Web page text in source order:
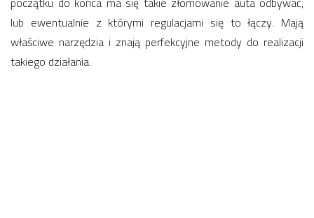
lub ewentualnie z którymi regulacjami się to łączy. Mają
właściwe narzędzia i znają perfekcyjne metody do realizacji
takiego działania.